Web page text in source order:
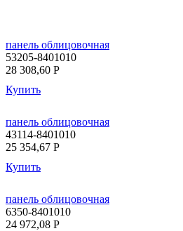
панель облицовочная
53205-8401010
28 308,60 P
Купить
панель облицовочная
43114-8401010
25 354,67 P
Купить
панель облицовочная
6350-8401010
24 972,08 P